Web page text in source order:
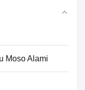
Moso Alami